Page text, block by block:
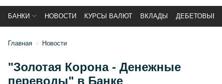
БАНКИ НОВОСТИ КУРСЫ ВАЛЮТ ВКЛАДЫ ДЕБЕТОВЫЕ
Главная Новости
"Золотая Корона - Денежные
переводы" в Банке